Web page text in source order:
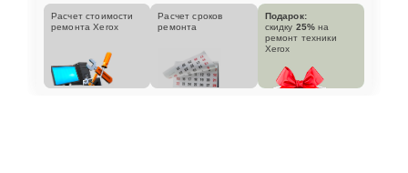
Расчет стоимости
ремонта Xerox
Расчет сроков
ремонта
Подарок:
скидку 25% на
ремонт техники
Xerox